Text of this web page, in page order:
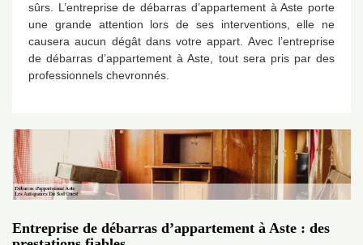
sûrs. L’entreprise de débarras d’appartement à Aste porte
une grande attention lors de ses interventions, elle ne
causera aucun dégât dans votre appart. Avec l’entreprise
de débarras d’appartement à Aste, tout sera pris par des
professionnels chevronnés.
Entreprise de débarras d’appartement à Aste : des